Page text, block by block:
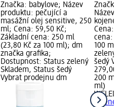
Značka: babylove; Název
produktu: pečující a
masážní olej sensitive, 250
ml; Cena: 59,50 Kč;
Základní cena: 250 ml
(23,80 Kč za 100 ml); dm
značka grafika;
Dostupnost: Status zelený
Skladem, Status šedý
Vybrat prodejnu dm
Značka:
Název
Cena:
cena:
100 ml);
zelený
šedý
279,00
200 ml
ml)